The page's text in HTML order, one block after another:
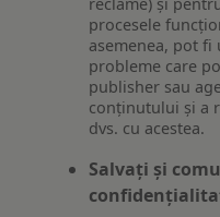
procesele
asemenea, pot
probleme care
publisher sau
conținutului și a
dvs. cu acestea.
Salvați și